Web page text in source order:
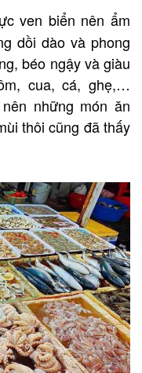
ven biển nên ẩm
dồi dào và phong
béo ngậy và giàu
cua, cá, ghẹ,…
những món ăn
thôi cũng đã thấy